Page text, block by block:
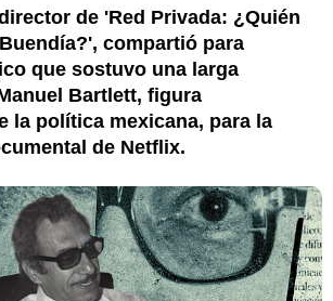
de 'Red Privada: ¿Quién
compartió para
que sostuvo una larga
Bartlett, figura
la política mexicana, para la
de Netflix.